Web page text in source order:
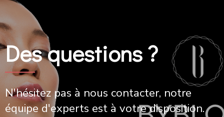
Des questions ?
N'hésitez pas à nous contacter, notre
équipe d'experts est à votre disposition.